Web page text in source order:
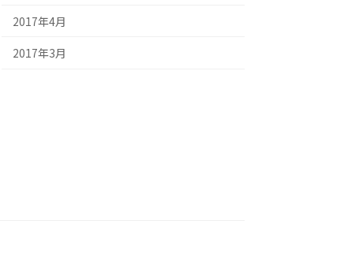
2017年4月
2017年3月